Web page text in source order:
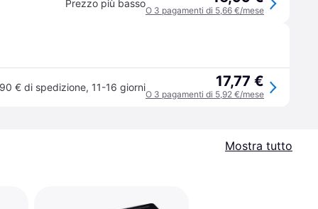
Prezzo più basso
O 3 pagamenti di 5,66 €/mese
€ di spedizione, 11-16 giorni 17,77 €
O 3 pagamenti di 5,92 €/mese
Mostra tutto